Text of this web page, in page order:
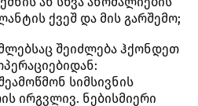
ქვეშ და მის გარშემო;
შეიძლება ჰქონდეთ
სიმსივნის
ირგვლივ. ნებისმიერი